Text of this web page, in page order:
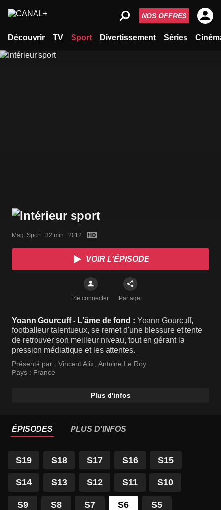
Découvrir TV Sport Divertissement Séries
NOS OFFRES
Mag. Sport   32 min   2012
VOIR L'ÉPISODE
Se connecter Partager
Yoann Gourcuff - L'âme de fond : Yoann Gourcuff,
footballeur talentueux, se remet d'une blessure et tente
de retrouver son meilleur niveau, tout en gérant la
pression médiatique et les attentes.
Présenté par : Vincent Alix Antoine Le Roy
Pays : France
Plus d'infos
ÉPISODES PLUS D'INFOS
S19 S18 S17 S16 S15
S14 S13 S12 S11 S10
S9 S8 S7 S6 S5